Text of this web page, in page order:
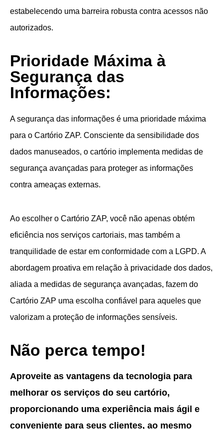
estabelecendo uma barreira robusta contra acessos não
autorizados.
Prioridade Máxima à
Segurança das
Informações:
A segurança das informações é uma prioridade máxima
para o Cartório ZAP. Consciente da sensibilidade dos
dados manuseados, o cartório implementa medidas de
segurança avançadas para proteger as informações
contra ameaças externas.
Ao escolher o Cartório ZAP, você não apenas obtém
eficiência nos serviços cartoriais, mas também a
tranquilidade de estar em conformidade com a LGPD. A
abordagem proativa em relação à privacidade dos dados,
aliada a medidas de segurança avançadas, fazem do
Cartório ZAP uma escolha confiável para aqueles que
valorizam a proteção de informações sensíveis.
Não perca tempo!
Aproveite as vantagens da tecnologia para
melhorar os serviços do seu cartório,
proporcionando uma experiência mais ágil e
conveniente para seus clientes, ao mesmo